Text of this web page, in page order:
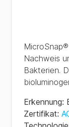
Nachweis
Bakterien.
Erkennung:
Zertifikat: